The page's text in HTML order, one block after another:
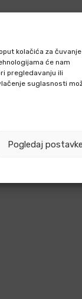
kolačića za čuvanje
će nam
pregledavanju ili
suglasnosti
Pogledaj